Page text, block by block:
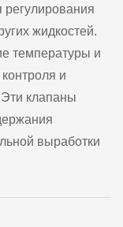
регулирования
жидкостей.
температуры и
и
клапаны
выработки